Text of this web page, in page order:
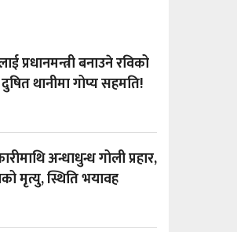
प्रधानमन्त्री बनाउने रविको
थानीमा गोप्य सहमति!
अन्धाधुन्ध गोली प्रहार,
मृत्यु, स्थिति भयावह